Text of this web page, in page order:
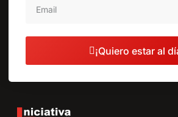
¡Quiero estar al